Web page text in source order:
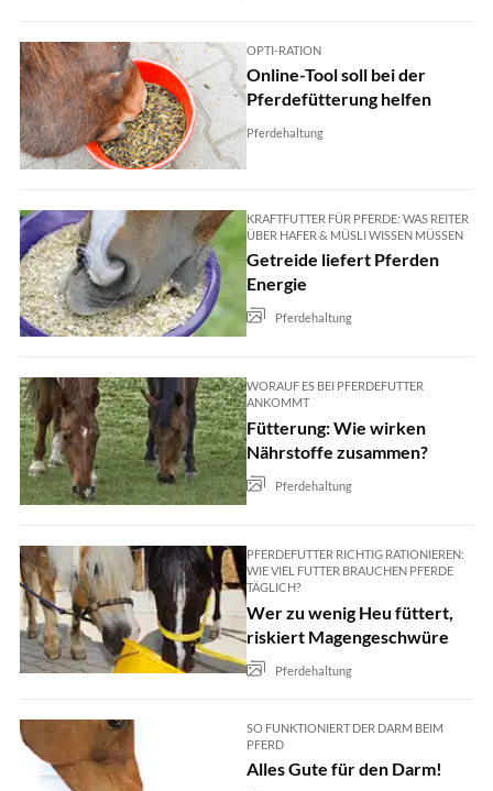
OPTI-RATION
Online-Tool soll bei der
Pferdefütterung helfen
Pferdehaltung
KRAFTFUTTER FÜR PFERDE: WAS REITER
ÜBER HAFER & MÜSLI WISSEN MÜSSEN
Getreide liefert Pferden
Energie
Pferdehaltung
WORAUF ES BEI PFERDEFUTTER
ANKOMMT
Fütterung: Wie wirken
Nährstoffe zusammen?
Pferdehaltung
PFERDEFUTTER RICHTIG RATIONIEREN:
WIE VIEL FUTTER BRAUCHEN PFERDE
TÄGLICH?
Wer zu wenig Heu füttert,
riskiert Magengeschwüre
Pferdehaltung
SO FUNKTIONIERT DER DARM BEIM
PFERD
Alles Gute für den Darm!